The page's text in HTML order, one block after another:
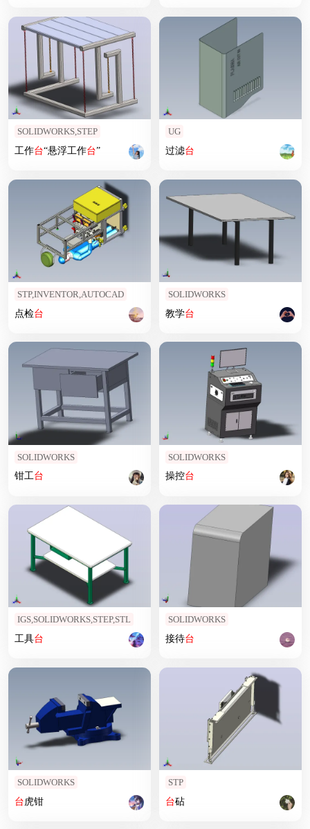
SOLIDWORKS,STEP
工作台“悬浮工作台”
UG
过滤台
STP,INVENTOR,AUTOCAD
点检台
SOLIDWORKS
教学台
SOLIDWORKS
钳工台
SOLIDWORKS
操控台
IGS,SOLIDWORKS,STEP,STL
工具台
SOLIDWORKS
接待台
SOLIDWORKS
台虎钳
STP
台砧